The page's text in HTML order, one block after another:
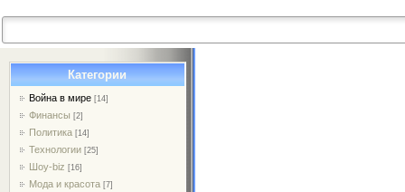
Категории
Война в мире [14]
Финансы [2]
Политика [14]
Технологии [25]
Шоу-biz [16]
Мода и красота [7]